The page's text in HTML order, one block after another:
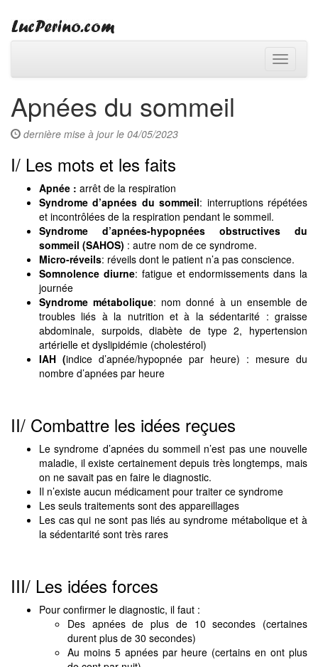
Toggle
Apnées du sommeil
dernière mise à jour le 04/05/2023
I/ Les mots et les faits
Apnée : arrêt de la respiration
Syndrome d’apnées du sommeil: interruptions répétées
et incontrôlées de la respiration pendant le sommeil.
Syndrome d’apnées-hypopnées obstructives du
sommeil (SAHOS) : autre nom de ce syndrome.
Micro-réveils: réveils dont le patient n’a pas conscience.
Somnolence diurne: fatigue et endormissements dans la
journée
Syndrome métabolique: nom donné à un ensemble de
troubles liés à la nutrition et à la sédentarité : graisse
abdominale, surpoids, diabète de type 2, hypertension
artérielle et dyslipidémie (cholestérol)
IAH (indice d’apnée/hypopnée par heure) : mesure du
nombre d’apnées par heure
II/ Combattre les idées reçues
Le syndrome d’apnées du sommeil n’est pas une nouvelle
maladie, il existe certainement depuis très longtemps, mais
on ne savait pas en faire le diagnostic.
Il n’existe aucun médicament pour traiter ce syndrome
Les seuls traitements sont des appareillages
Les cas qui ne sont pas liés au syndrome métabolique et à
la sédentarité sont très rares
III/ Les idées forces
Pour confirmer le diagnostic, il faut :
Des apnées de plus de 10 secondes (certaines
durent plus de 30 secondes)
Au moins 5 apnées par heure (certains en ont plus